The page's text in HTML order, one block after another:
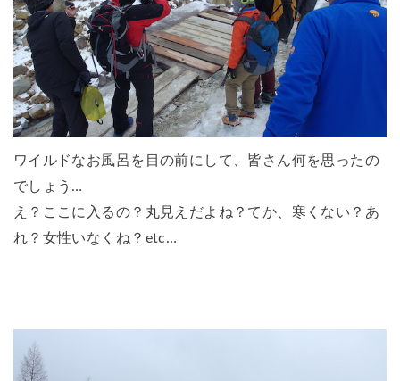
ワイルドなお風呂を目の前にして、皆さん何を思ったの
でしょう…
え？ここに入るの？丸見えだよね？てか、寒くない？あ
れ？女性いなくね？etc…